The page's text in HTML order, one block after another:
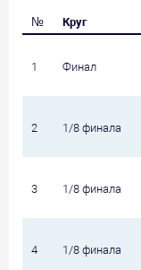
№ Круг
1 Финал
2 1/8 финала
3 1/8 финала
4 1/8 финала